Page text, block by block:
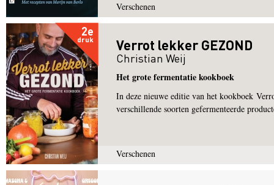
Verschenen
2e
druk Verrot lekker GEZOND
Christian Weij
Het grote fermentatie kookboek
In deze nieuwe editie van het kookboek
verschillende soorten gefermenteerde
Verschenen